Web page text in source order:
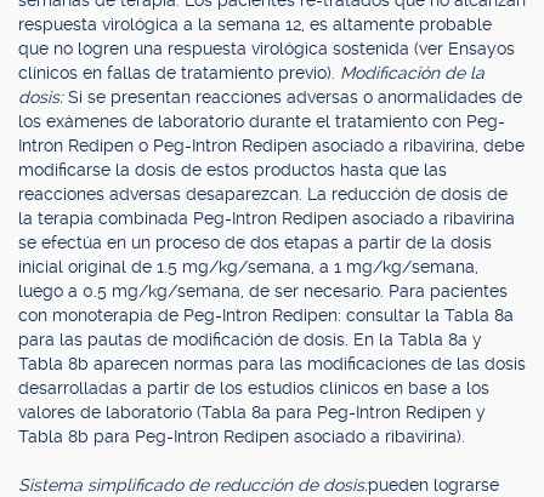
respuesta virológica a la semana 12, es altamente probable
que no logren una respuesta virológica sostenida (ver Ensayos
clínicos en fallas de tratamiento previo). Modificación de la
dosis:Si se presentan reacciones adversas o anormalidades de
los exámenes de laboratorio durante el tratamiento con Peg-
Intron Redipen o Peg-Intron Redipen asociado a ribavirina, debe
modificarse la dosis de estos productos hasta que las
reacciones adversas desaparezcan. La reducción de dosis de
la terapia combinada Peg-Intron Redipen asociado a ribavirina
se efectúa en un proceso de dos etapas a partir de la dosis
inicial original de 1.5 mg/kg/semana, a 1 mg/kg/semana,
luego a 0.5 mg/kg/semana, de ser necesario. Para pacientes
con monoterapia de Peg-Intron Redipen: consultar la Tabla 8a
para las pautas de modificación de dosis. En la Tabla 8a y
Tabla 8b aparecen normas para las modificaciones de las dosis
desarrolladas a partir de los estudios clínicos en base a los
valores de laboratorio (Tabla 8a para Peg-Intron Redipen y
Tabla 8b para Peg-Intron Redipen asociado a ribavirina).
Sistema simplificado de reducción de dosis:pueden lograrse